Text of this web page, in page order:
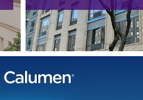
Murów S.A. łączą
by chronić
bioróżnorodność w
miejskiej